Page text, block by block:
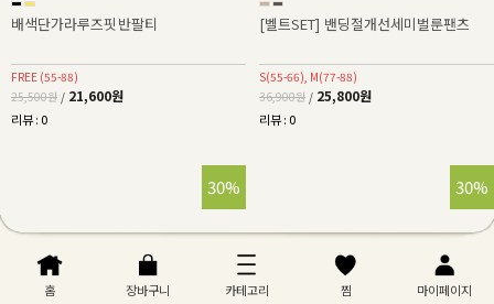
배색단가라루즈핏반팔티
FREE (55-88)
25,500원 / 21,600원
리뷰 : 0
[벨트SET] 밴딩절개선세미벌룬팬츠
S(55-66), M(77-88)
36,900원 / 25,800원
리뷰 : 0
30% 30%
홈 장바구니 카테고리 찜 마이페이지